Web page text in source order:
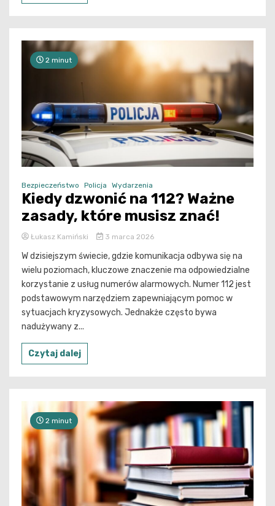
2 minut
Bezpieczeństwo Policja Wydarzenia
Kiedy dzwonić na 112? Ważne
zasady, które musisz znać!
Łukasz Kamiński 3 marca 2026
W dzisiejszym świecie, gdzie komunikacja odbywa się na
wielu poziomach, kluczowe znaczenie ma odpowiedzialne
korzystanie z usług numerów alarmowych. Numer 112 jest
podstawowym narzędziem zapewniającym pomoc w
sytuacjach kryzysowych. Jednakże często bywa
nadużywany z...
Czytaj dalej
2 minut